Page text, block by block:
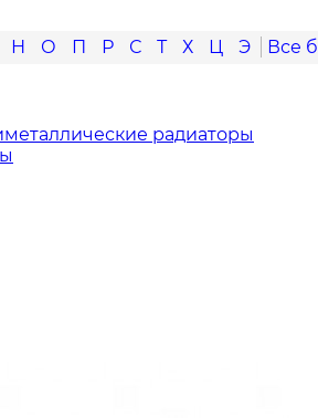
Н О П Р С Т Х Ц Э
радиаторы